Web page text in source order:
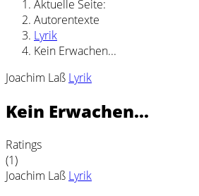
Aktuelle Seite:
Autorentexte
Lyrik
Kein Erwachen...
Joachim Laß Lyrik
Kein Erwachen...
Ratings
(1)
Joachim Laß Lyrik